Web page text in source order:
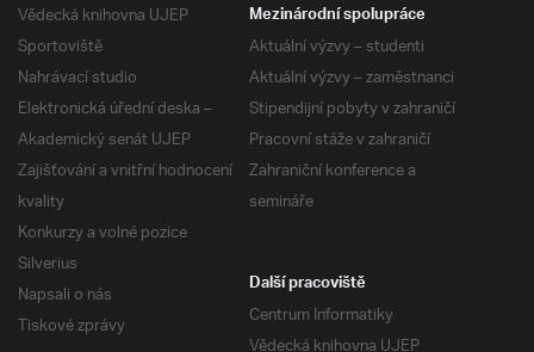
Vědecká knihovna UJEP
Sportoviště
Nahrávací studio
Elektronická úřední deska –
Akademický senát UJEP
Zajišťování a vnitřní hodnocení
kvality
Konkurzy a volné pozice
Silverius
Napsali o nás
Tiskové zprávy
Mezinárodní spolupráce
Aktuální výzvy – studenti
Aktuální výzvy – zaměstnanci
Stipendijní pobyty v zahraničí
Pracovní stáže v zahraničí
Zahraniční konference a
semináře
Další pracoviště
Centrum Informatiky